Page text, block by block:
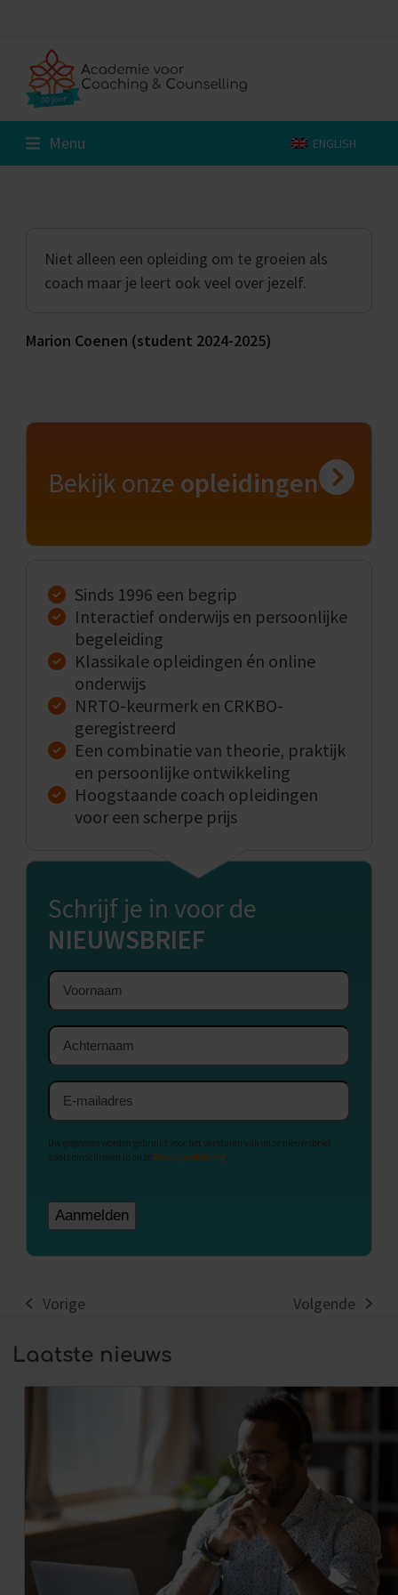
content
Menu ENGLISH
Niet alleen een opleiding om te groeien als
coach maar je leert ook veel over jezelf.
Marion Coenen (student 2024-2025)
Bekijk onze opleidingen
Sinds 1996 een begrip
Interactief onderwijs en persoonlijke
begeleiding
Klassikale opleidingen én online
onderwijs
NRTO-keurmerk en CRKBO-
geregistreerd
Een combinatie van theorie, praktijk
en persoonlijke ontwikkeling
Hoogstaande coach opleidingen
voor een scherpe prijs
Schrijf je in voor de
NIEUWSBRIEF
Voornaam
Achternaam
E-
mailadres
Uw gegevens worden gebruikt voor het versturen van onze nieuwsbrief
zoals omschreven in onze Privacyverklaring
previous
Vorige
next
Volgende
Laatste nieuws